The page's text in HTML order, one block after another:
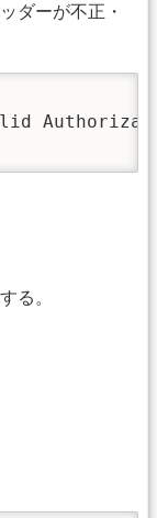
ダーが不正・
る。